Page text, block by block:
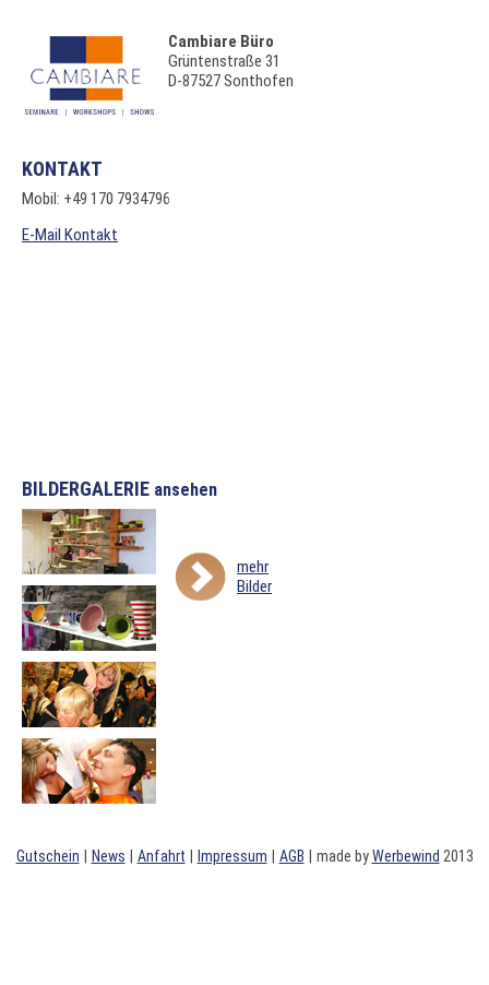
Cambiare Büro
Grüntenstraße 31
D-87527 Sonthofen
KONTAKT
Mobil: +49 170 7934796
E-Mail Kontakt
BILDERGALERIE ansehen
mehr
Bilder
Gutschein News Anfahrt Impressum AGB made byWerbewind 2013